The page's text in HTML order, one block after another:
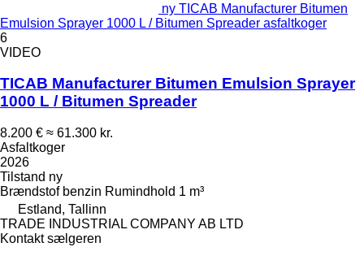
ny TICAB Manufacturer Bitumen
Emulsion Sprayer 1000 L / Bitumen Spreader asfaltkoger
6
VIDEO
TICAB Manufacturer Bitumen Emulsion Sprayer
1000 L / Bitumen Spreader
8.200 € ≈ 61.300 kr.
Asfaltkoger
2026
Tilstand ny
Brændstof benzin Rumindhold 1 m³
Estland, Tallinn
TRADE INDUSTRIAL COMPANY AB LTD
Kontakt sælgeren